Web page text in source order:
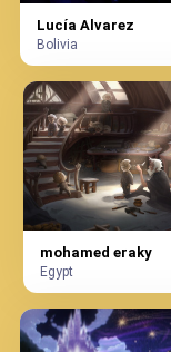
Lucía Alvarez
Bolivia
mohamed eraky
Egypt